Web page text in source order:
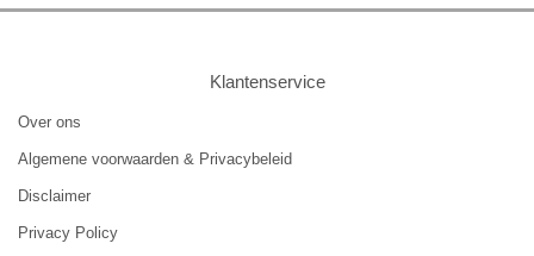
Klantenservice
Over ons
Algemene voorwaarden & Privacybeleid
Disclaimer
Privacy Policy